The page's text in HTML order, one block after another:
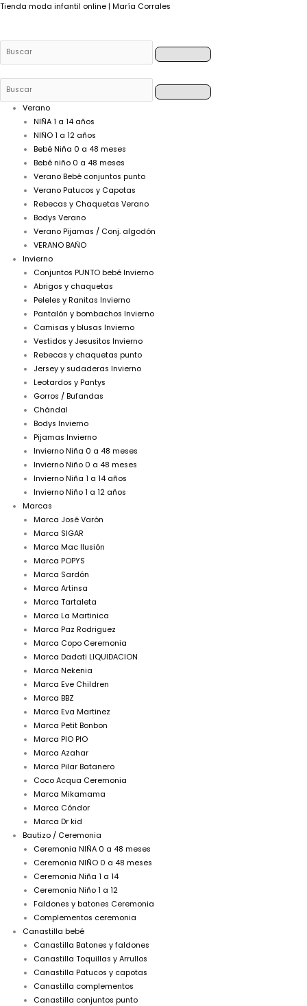
Tienda moda infantil online | María Corrales
Buscar
Buscar
Verano
NIÑA 1 a 14 años
NIÑO 1 a 12 años
Bebé Niña 0 a 48 meses
Bebé niño 0 a 48 meses
Verano Bebé conjuntos punto
Verano Patucos y Capotas
Rebecas y Chaquetas Verano
Bodys Verano
Verano Pijamas / Conj. algodón
VERANO BAÑO
Invierno
Conjuntos PUNTO bebé Invierno
Abrigos y chaquetas
Peleles y Ranitas Invierno
Pantalón y bombachos Invierno
Camisas y blusas Invierno
Vestidos y Jesusitos Invierno
Rebecas y chaquetas punto
Jersey y sudaderas Invierno
Leotardos y Pantys
Gorros / Bufandas
Chándal
Bodys Invierno
Pijamas Invierno
Invierno Niña 0 a 48 meses
Invierno Niño 0 a 48 meses
Invierno Niña 1 a 14 años
Invierno Niño 1 a 12 años
Marcas
Marca José Varón
Marca SIGAR
Marca Mac Ilusión
Marca POPYS
Marca Sardón
Marca Artinsa
Marca Tartaleta
Marca La Martinica
Marca Paz Rodriguez
Marca Copo Ceremonia
Marca Dadati LIQUIDACION
Marca Nekenia
Marca Eve Children
Marca BBZ
Marca Eva Martinez
Marca Petit Bonbon
Marca PIO PIO
Marca Azahar
Marca Pilar Batanero
Coco Acqua Ceremonia
Marca Mikamama
Marca Cóndor
Marca Dr kid
Bautizo / Ceremonia
Ceremonia NIÑA 0 a 48 meses
Ceremonia NIÑO 0 a 48 meses
Ceremonia Niña 1 a 14
Ceremonia Niño 1 a 12
Faldones y batones Ceremonia
Complementos ceremonia
Canastilla bebé
Canastilla Batones y faldones
Canastilla Toquillas y Arrullos
Canastilla Patucos y capotas
Canastilla complementos
Canastilla conjuntos punto